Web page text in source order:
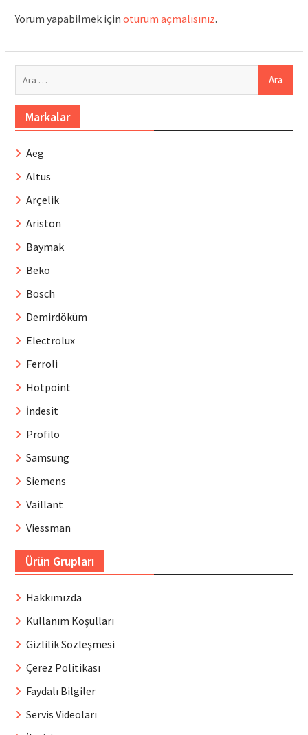
Yorum yapabilmek için oturum açmalısınız.
Markalar
Aeg
Altus
Arçelik
Ariston
Baymak
Beko
Bosch
Demirdöküm
Electrolux
Ferroli
Hotpoint
İndesit
Profilo
Samsung
Siemens
Vaillant
Viessman
Ürün Grupları
Hakkımızda
Kullanım Koşulları
Gizlilik Sözleşmesi
Çerez Politikası
Faydalı Bilgiler
Servis Videoları